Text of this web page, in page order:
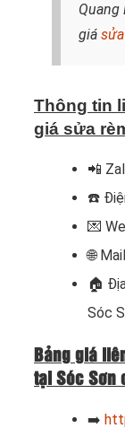
Quang
giá
Thông tin
giá sửa
📲
☎️
💌
🌐
🏠
Sóc
Bảng giá
tại Sóc Sơn
➡️